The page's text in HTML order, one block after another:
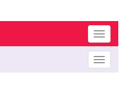
Toggle
Toggle